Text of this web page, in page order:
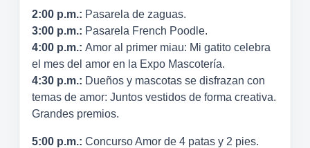
2:00 p.m.: Pasarela de zaguas.
3:00 p.m.: Pasarela French Poodle.
4:00 p.m.: Amor al primer miau: Mi gatito celebra
el mes del amor en la Expo Mascotería.
4:30 p.m.: Dueños y mascotas se disfrazan con
temas de amor: Juntos vestidos de forma creativa.
Grandes premios.
5:00 p.m.: Concurso Amor de 4 patas y 2 pies.